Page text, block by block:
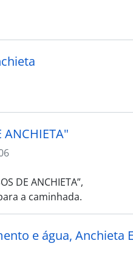
ANCHIETA"
DE ANCHIETA”,
a caminhada.
e água, Anchieta